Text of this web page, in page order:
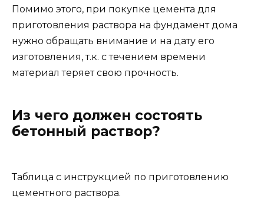
Помимо этого, при покупке цемента для
приготовления раствора на фундамент дома
нужно обращать внимание и на дату его
изготовления, т.к. с течением времени
материал теряет свою прочность.
Из чего должен состоять
бетонный раствор?
Таблица с инструкцией по приготовлению
цементного раствора.